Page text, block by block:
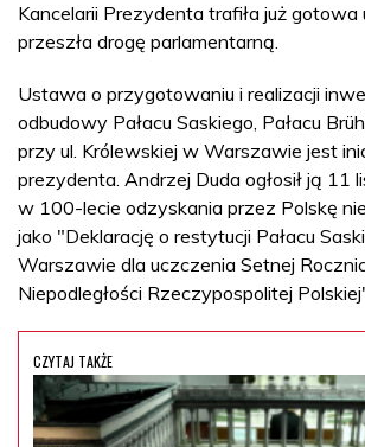
Kancelarii Prezydenta trafiła już
przeszła drogę parlamentarną.
Ustawa o przygotowaniu i realizacji
odbudowy Pałacu Saskiego, Pałacu
przy ul. Królewskiej w Warszawie jest
prezydenta. Andrzej Duda ogłosił ją 11
w 100-lecie odzyskania przez Polskę
jako "Deklarację o restytucji Pałacu
Warszawie dla uczczenia Setnej
Niepodległości Rzeczypospolitej
CZYTAJ TAKŻE